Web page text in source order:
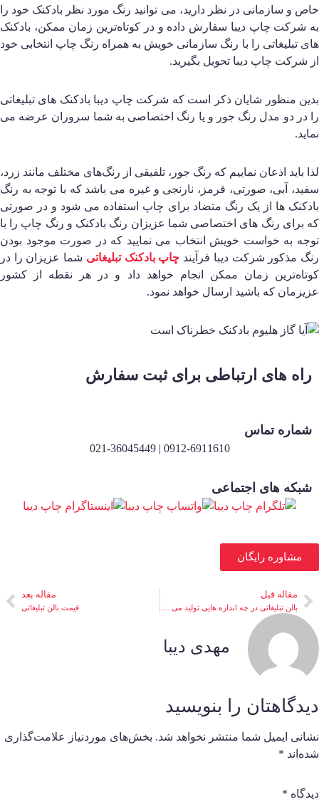
و سازمانی در نظر دارید، می توانید رنگ مورد نظر بادکنک خود را
شرکت چاپ دیبا سفارش داده و در کوتاه‌ترین زمان ممکن، بادکنک
تبلیغاتی را با رنگ سازمانی خویش به همراه رنگ چاپ انتخابی خود
شرکت چاپ دیبا تحویل بگیرید.
منظور شایان ذکر است که شرکت چاپ دیبا بادکنک های تبلیغاتی
در دو مدل رنگ جور و یا رنگ اختصاصی به شما سروران عرضه می
باید اذعان نماییم که رنگ جور، تلفیقی از رنگ‌های مختلف مانند زرد،
آبی، صورتی، قرمز، نارنجی و غیره می باشد که با توجه به رنگ
ها از یک رنگ متضاد برای چاپ استفاده می شود و در صورتی
برای رنگ های اختصاصی شما عزیزان رنگ بادکنک و رنگ چاپ را با
به خواست خویش انتخاب می نمایید که در صورت موجود بودن
مذکور شرکت دیبا فرآیند چاپ بادکنک تبلیغاتیشما عزیزان را در
زمان ممکن انجام خواهد داد و در هر نقطه از کشور
که باشید ارسال خواهد نمود.
راه های ارتباطی برای ثبت سفارش
شماره تماس
0912-6911610 | 021-36045449
شبکه های اجتماعی
مشاوره رایگان
مقاله قبل مقاله بعد
قیمت بالن تبلیغاتی
مهدی دیبا
را بنویسید
ایمیل شما منتشر نخواهد شد. بخش‌های موردنیاز علامت‌گذاری
*
*